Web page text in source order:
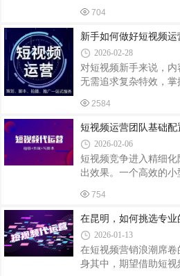
自己摸索、不用浪费时
实战验证，揭秘流量
本地企业实现从流量焦
句话背后的流量密码
——这句看似夸张的承
算法机制的深度解码。
据，微正发现：在视
核心信息，能显著提升
704
新手如何做好短视频运
2026-02-28
对短视频新手来说，内
无需追求复杂特效，
手实操场景，简单易
出片。精准锚定内容方
陷入“想到什么拍什么
记忆点。建议聚焦一个
食简易教程、职场基
容核心价值——要么帮
愉悦。避免跨领域乱拍
2584
短视频运营团队基础配
2026-02-06
短视频竞争进入精细
出效果。一个高效的
路运营。以下是一套
初创团队或预算有限的
可搭建最小作战单元内
位、选题规划及脚本撰
力。关键能力：拆解
的“钩子”模板（如悬念
754
在昆明，如何挑选专
2026-01-13
在短视频营销浪潮席
身其中，期望借助短